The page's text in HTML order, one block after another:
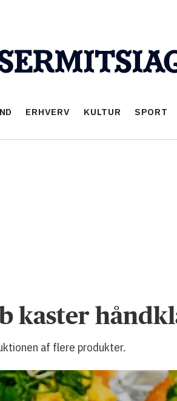
ERHVERV KULTUR SPORT
kaster
af flere produkter.